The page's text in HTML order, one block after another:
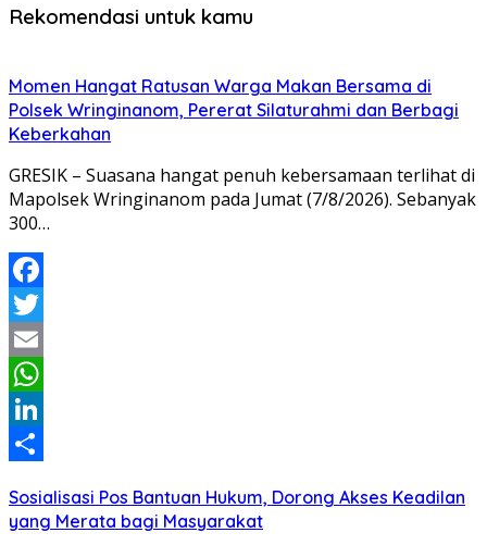
Rekomendasi untuk kamu
Momen Hangat Ratusan Warga Makan Bersama di
Polsek Wringinanom, Pererat Silaturahmi dan Berbagi
Keberkahan
GRESIK – Suasana hangat penuh kebersamaan terlihat di
Mapolsek Wringinanom pada Jumat (7/8/2026). Sebanyak
300…
Facebook
Twitter
Email
WhatsApp
LinkedIn
Sosialisasi Pos Bantuan Hukum, Dorong Akses Keadilan
yang Merata bagi Masyarakat